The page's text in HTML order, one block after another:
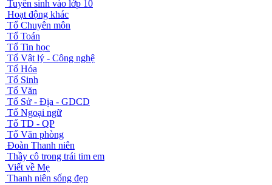
Tuyển sinh vào lớp 10
Hoạt động khác
Tổ Chuyên môn
Tổ Toán
Tổ Tin học
Tổ Vật lý - Công nghệ
Tổ Hóa
Tổ Sinh
Tổ Văn
Tổ Sử - Địa - GDCD
Tổ Ngoại ngữ
Tổ TD - QP
Tổ Văn phòng
Đoàn Thanh niên
Thầy cô trong trái tim em
Viết về Mẹ
Thanh niên sống đẹp